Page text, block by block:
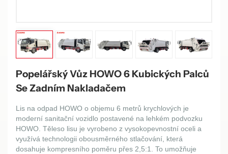
Popelářský Vůz HOWO 6 Kubických Palců
Se Zadním Nakladačem
Lis na odpad HOWO o objemu 6 metrů krychlových je
moderní sanitační vozidlo postavené na lehkém podvozku
HOWO. Těleso lisu je vyrobeno z vysokopevnostní oceli a
využívá technologii obousměrného stlačování, která
dosahuje kompresního poměru přes 2,5:1. To umožňuje